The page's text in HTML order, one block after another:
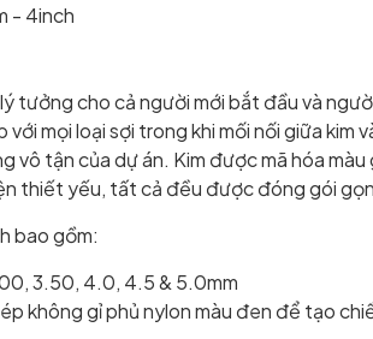
- 4inch
tưởng cho cả người mới bắt đầu và
với mọi loại sợi trong khi mối nối giữa
vô tận của dự án. Kim được mã hóa
thiết yếu, tất cả đều được đóng gói
bao gồm:
3.50, 4.0, 4.5 & 5.0mm
không gỉ phủ nylon màu đen để tạo